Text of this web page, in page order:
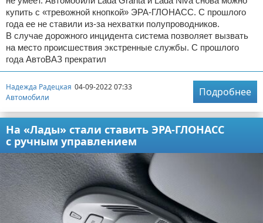
купить с «тревожной кнопкой» ЭРА-ГЛОНАСС. С прошлого
года ее не ставили из-за нехватки полупроводников.
В случае дорожного инцидента система позволяет вызвать
на место происшествия экстренные службы. С прошлого
года АвтоВАЗ прекратил
Надежда Радецкая 04-09-2022 07:33
Автомобили
Подробнее
На «Лады» стали ставить ЭРА-ГЛОНАСС
с ручным управлением